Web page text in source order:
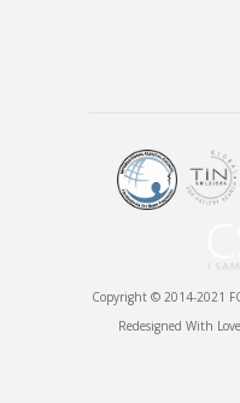
Copyright © 2014-2021
Redesigned With